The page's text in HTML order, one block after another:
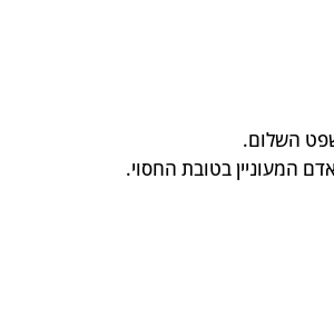
השלום.
המעוניין בטובת החסוי.